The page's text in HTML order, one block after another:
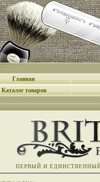
Главная
Каталог товаров
ПЕРВЫЙ И